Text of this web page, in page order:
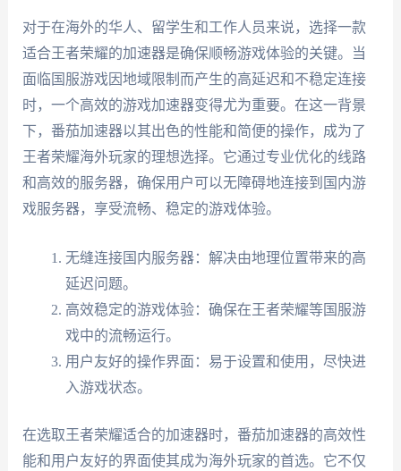
对于在海外的华人、留学生和工作人员来说，选择一款
适合王者荣耀的加速器是确保顺畅游戏体验的关键。当
面临国服游戏因地域限制而产生的高延迟和不稳定连接
时，一个高效的游戏加速器变得尤为重要。在这一背景
下，番茄加速器以其出色的性能和简便的操作，成为了
王者荣耀海外玩家的理想选择。它通过专业优化的线路
和高效的服务器，确保用户可以无障碍地连接到国内游
戏服务器，享受流畅、稳定的游戏体验。
无缝连接国内服务器：解决由地理位置带来的高
延迟问题。
高效稳定的游戏体验：确保在王者荣耀等国服游
戏中的流畅运行。
用户友好的操作界面：易于设置和使用，尽快进
入游戏状态。
在选取王者荣耀适合的加速器时，番茄加速器的高效性
能和用户友好的界面使其成为海外玩家的首选。它不仅